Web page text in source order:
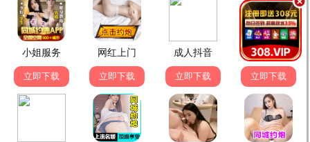
都市夜归人